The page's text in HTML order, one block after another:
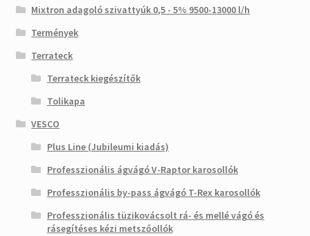
Mixtron adagoló szivattyúk 0,5 - 5% 9500-13000 l/h
Termények
Terrateck
Terrateck kiegészítők
Tolikapa
VESCO
Plus Line (Jubileumi kiadás)
Professzionális ágvágó V-Raptor karosollók
Professzionális by-pass ágvágó T-Rex karosollók
Professzionális tüzikovácsolt rá- és mellé vágó és
rásegítéses kézi metszőollók